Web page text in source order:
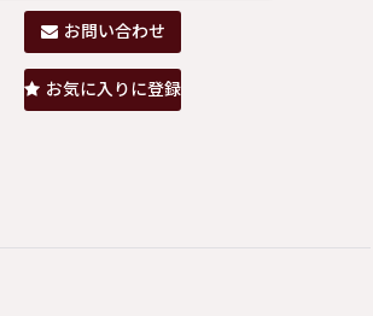
お問い合わせ
お気に入りに登録